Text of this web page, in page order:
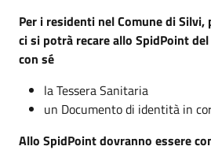
Per i residenti nel Comune di
ci si potrà recare allo SpidPoint
con sé
la Tessera Sanitaria
un Documento di identità in
Allo SpidPoint dovranno essere